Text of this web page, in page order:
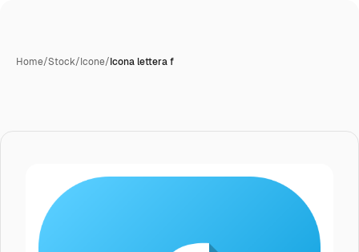
Home/Stock/Icone/Icona lettera f